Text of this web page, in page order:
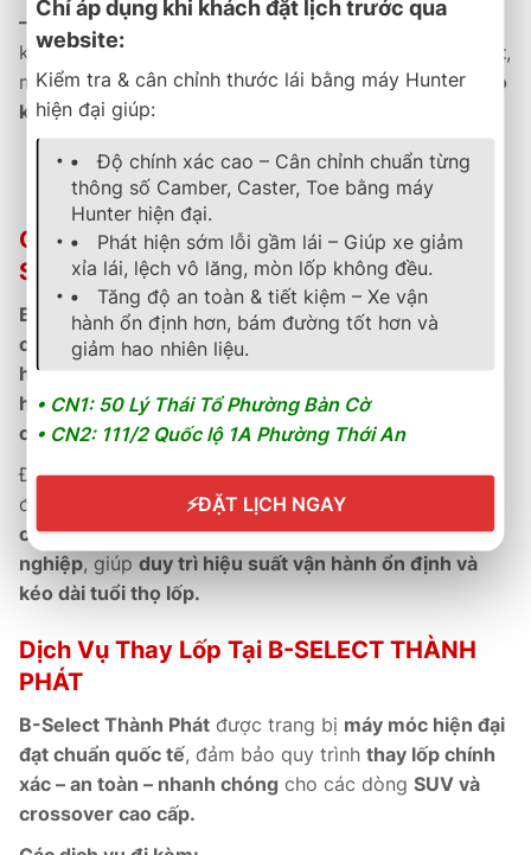
– Đức , UltraContact UX7 được bảo hành 5 năm, đi
kèmdịch vụ hậu mãi tận tâm B-Select Thành Phát,
mang lạiuy tín, chất lượng và sự an tâm tuyệt đối cho
khách hàng.
Công nghệ Đức – Êm ái, bền bỉ và an toàn tuyệt đối.
Chính Sách Bảo Hành & Hậu Mãi Tại B-
SELECT THÀNH PHÁT
B-Select Thành Phátlà đại lý ủy quyền chính hãng
của Continental Việt Nam
hãng có phiếu bảo hành điện tử, hỗ trợkích hoạt bảo
hành online nhanh chóng, đảm bảoquyền lợi tối đa
cho khách hàng.
Đội ngũkỹ thuật viên đạt chuẩn Continentalđược
đào tạo chuyên sâu, luôn sẵn sàngkiểm tra định kỳ,
cân chỉnh góc đặt bánh xevàbảo dưỡng chuyên
nghiệp, giúp duy trì hiệu suất vận hành ổn định và
kéo dài tuổi thọ lốp.
Dịch Vụ Thay Lốp Tại B-SELECT THÀNH
PHÁT
B-Select Thành Phát được trang bị máy móc hiện đại
đạt chuẩn quốc tế, đảm bảo quy trình thay lốp chính
xác – an toàn – nhanh chóng cho các dòng SUV và
crossover cao cấp.
Chỉ áp dụng khi khách đặt lịch trước qua
website:
Kiểm tra & cân chỉnh thước lái bằng máy Hunter
hiện đại giúp:
Độ chính xác cao – Cân chỉnh chuẩn từng
thông số Camber, Caster, Toe bằng máy
Hunter hiện đại.
Phát hiện sớm lỗi gầm lái – Giúp xe giảm
xỉa lái, lệch vô lăng, mòn lốp không đều.
Tăng độ an toàn & tiết kiệm – Xe vận
hành ổn định hơn, bám đường tốt hơn và
giảm hao nhiên liệu.
• CN1: 50 Lý Thái Tổ Phường Bàn Cờ
• CN2: 111/2 Quốc lộ 1A Phường Thới An
⚡ĐẶT LỊCH NGAY